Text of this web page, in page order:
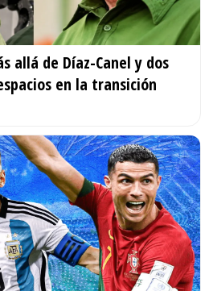
allá de Díaz-Canel y dos
en la transición